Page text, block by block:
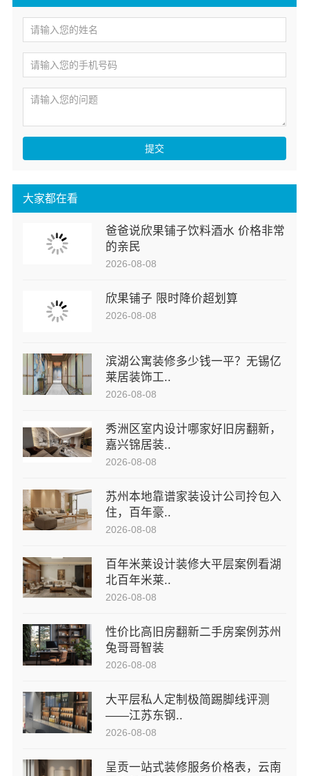
大家都在看
爸爸说欣果铺子饮料酒水 价格非常
的亲民
2026-08-08
欣果铺子 限时降价超划算
2026-08-08
滨湖公寓装修多少钱一平？无锡亿
莱居装饰工..
2026-08-08
秀洲区室内设计哪家好旧房翻新，
嘉兴锦居装..
2026-08-08
苏州本地靠谱家装设计公司拎包入
住，百年豪..
2026-08-08
百年米莱设计装修大平层案例看湖
北百年米莱..
2026-08-08
性价比高旧房翻新二手房案例苏州
兔哥哥智装
2026-08-08
大平层私人定制极简踢脚线评测
——江苏东钢..
2026-08-08
呈贡一站式装修服务价格表，云南
提交